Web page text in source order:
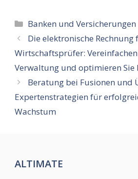
Kategorien
Banken und Versicherungen
Die elektronische Rechnung
Wirtschaftsprüfer: Vereinfachen
Verwaltung und optimieren Sie
Beratung bei Fusionen und
Expertenstrategien für
Wachstum
ALTIMATE